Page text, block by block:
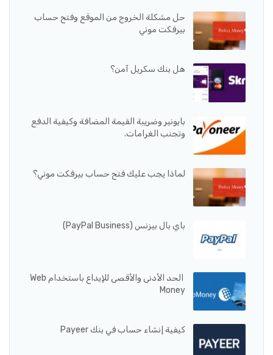
حل مشكلة الخروج من الموقع وفتح حساب
بيرفكت موني
هل بنك سكريل آمن؟
بايونير وضريبة القيمة المضافة وكيفية الدفع
وتجنب الغرامات.
لماذا يجب عليك فتح حساب بيرفكت موني؟
باي بال بيزنس (PayPal Business)
الحد الأدنى والأقصى للإيداع باستخدام Web
Money
كيفية إنشاء حساب في بنك Payeer